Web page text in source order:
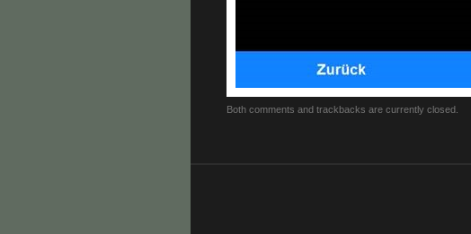
Both comments and trackbacks are currently closed.